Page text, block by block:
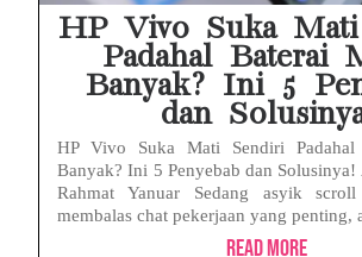
HP Vivo Suka
Padahal Baterai
Banyak? Ini 5
dan
HP Vivo Suka Mati Sendiri Padahal
Banyak? Ini 5 Penyebab dan
Rahmat Yanuar Sedang asyik
membalas chat pekerjaan yang penting,
Read More